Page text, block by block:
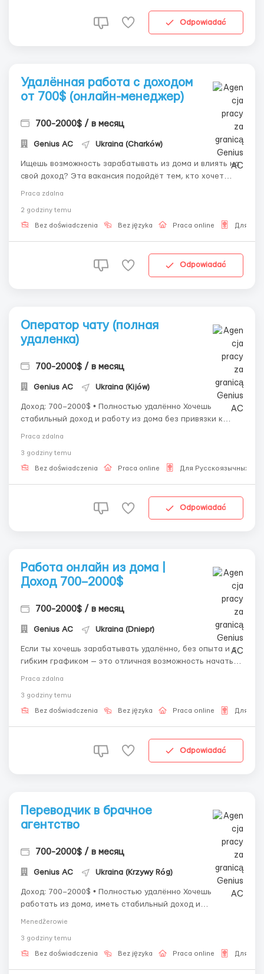
Odpowiadać
Удалённая работа с доходом
от 700$ (онлайн-менеджер)
700-2000$ / в месяц
Genius AС Ukraina (Charków)
Ищешь возможность зарабатывать из дома и влиять на
свой доход? Эта вакансия подойдёт тем, кто хочет
график (смены 8–9 часов) • Возможность выбрать
удобное время рабо...
Praca zdalna
2 godziny temu
Bez doświadczenia Bez języka Praca online Для
Odpowiadać
Оператор чату (полная
удаленка)
700-2000$ / в месяц
Genius AС Ukraina (Kijów)
Доход: 700–2000$ • Полностью удалённо Хочешь
стабильный доход и работу из дома без привязки к
💼 Что мы предлагаем: • Высокий % от результатов +
реальные бонусы за активность &bull...
Praca zdalna
3 godziny temu
Bez doświadczenia Praca online Для Русскоязычных
Odpowiadać
Работа онлайн из дома |
Доход 700–2000$
700-2000$ / в месяц
Genius AС Ukraina (Dniepr)
Если ты хочешь зарабатывать удалённо, без опыта и с
гибким графиком — это отличная возможность начать
Полностью удалённый формат • Пошаговое обучение и
поддержка...
Praca zdalna
3 godziny temu
Bez doświadczenia Bez języka Praca online Для
Odpowiadać
Переводчик в брачное
агентство
700-2000$ / в месяц
Genius AС Ukraina (Krzywy Róg)
Доход: 700–2000$ • Полностью удалённо Хочешь
работать из дома, иметь стабильный доход и
развиваться в современной онлайн-команде? Тогда эта
предлагаем: • Высокий % от результатов + бонусы •
Смены по 8/9 часов (утренняя / дневна...
Menedżerowie
3 godziny temu
Bez doświadczenia Bez języka Praca online Для